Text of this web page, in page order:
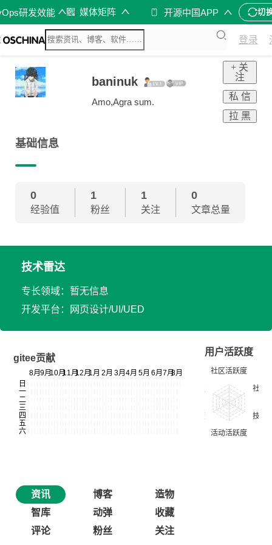
研发效能 媒体矩阵 开源中国APP 切
登录
baninuk
Amo,Agra sum.
+ 关
注
私 信
拉 黑
基础信息
0
经验值
1
粉丝
1
关注
0
文章总量
技术雷达
专长领域：暂无信息
开发平台：网页设计/UI/UED
gitee贡献
用户活跃度
资讯 博客
造物
智库
动弹
收藏
评论
粉丝 关注